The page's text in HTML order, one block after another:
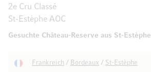
2e Cru Classé
St-Estèphe AOC
Gesuchte Château-Reserve aus St-Estèphe
Frankreich / Bordeaux / St-Estèphe